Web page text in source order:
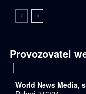
Provozovatel
World News Media,